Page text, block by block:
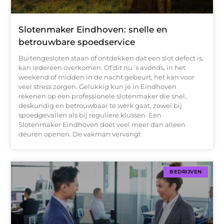
Slotenmaker Eindhoven: snelle en
betrouwbare spoedservice
Buitengesloten staan of ontdekken dat een slot defect is,
kan iedereen overkomen. Of dit nu ’s avonds, in het
weekend of midden in de nacht gebeurt, het kan voor
veel stress zorgen. Gelukkig kun je in Eindhoven
rekenen op een professionele slotenmaker die snel,
deskundig en betrouwbaar te werk gaat, zowel bij
spoedgevallen als bij reguliere klussen. Een
Slotenmaker Eindhoven doet veel meer dan alleen
deuren openen. De vakman vervangt
BEDRIJVEN